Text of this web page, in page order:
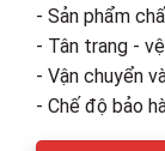
- Sản phẩm
- Tân trang -
- Vận chuyển
- Chế độ bảo